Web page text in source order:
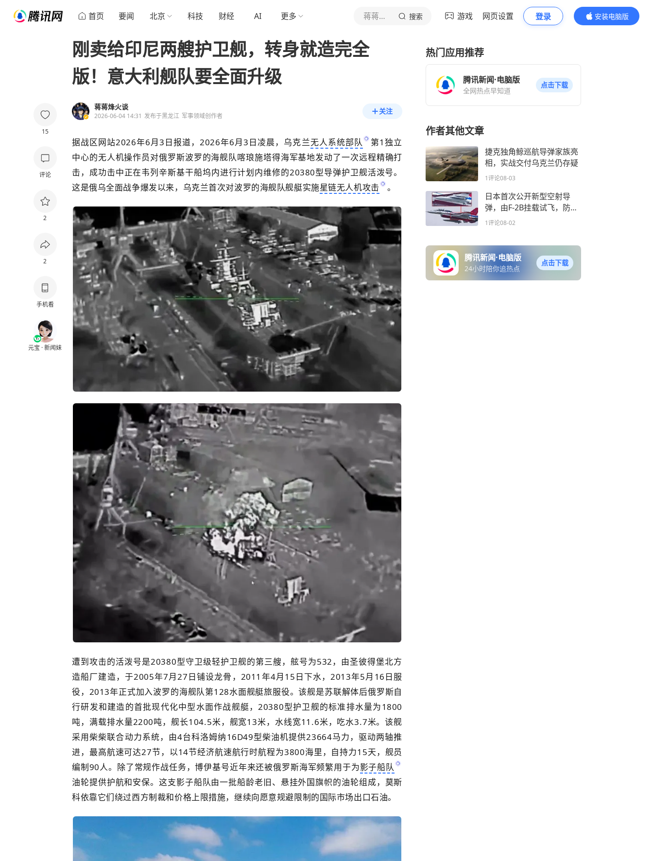
首页 要闻 北京 科技 财经 AI 更多 蒋蒋烽火谈 搜索 游戏 网页设置 登录
安装电脑版
内容更精彩
15
评论
2
2
手机看
元宝 · 新闻妹
刚卖给印尼两艘护卫舰，转身就造完全
版！意大利舰队要全面升级
蒋蒋烽火谈
2026-06-04 14:31 发布于黑龙江 军事领域创作者
关注
据战区网站2026年6月3日报道，2026年6月3日凌晨， 乌克兰无人系统部队
第1独立
中心的无人机操作员对俄罗斯波罗的海舰队喀琅施塔得海军基地发动了一次远程精确打
击，成功击中正在韦列辛斯基干船坞内进行计划内维修的20380型导弹护卫舰活泼号。
这是俄乌全面战争爆发以来，乌克兰首次对波罗的海舰队舰艇实施星链无人机攻击 。
遭到攻击的活泼号是20380型守卫级轻护卫舰的第三艘，舷号为532，由圣彼得堡北方
造船厂建造，于2005年7月27日铺设龙骨，2011年4月15日下水，2013年5月16日服
役，2013年正式加入波罗的海舰队第128水面舰艇旅服役。该舰是苏联解体后俄罗斯自
行研发和建造的首批现代化中型水面作战舰艇，20380型护卫舰的标准排水量为1800
吨，满载排水量2200吨，舰长104.5米，舰宽13米，水线宽11.6米，吃水3.7米。该舰
采用柴柴联合动力系统，由4台科洛姆纳16D49型柴油机提供23664马力，驱动两轴推
进，最高航速可达27节，以14节经济航速航行时航程为3800海里，自持力15天，舰员
编制90人。除了常规作战任务，博伊基号近年来还被俄罗斯海军频繁用于为影子船队
油轮提供护航和安保。这支影子船队由一批船龄老旧、悬挂外国旗帜的油轮组成，莫斯
科依靠它们绕过西方制裁和价格上限措施，继续向愿意规避限制的国际市场出口石油。
热门应用推荐
腾讯新闻·电脑版
全网热点早知道
点击下载
作者其他文章
捷克独角鲸巡航导弹家族亮
相，实战交付乌克兰仍存疑
1评论08-03
日本首次公开新型空射导
弹，由F-2B挂载试飞，防区
外打击能力再升级
1评论08-02
腾讯新闻·电脑版
24小时陪你追热点
点击下载